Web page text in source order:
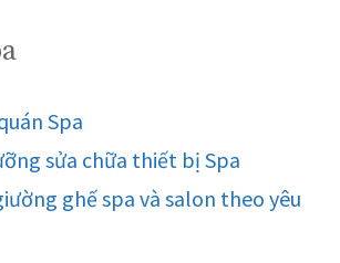
Spa
sửa chữa thiết bị Spa
ghế spa và salon theo yêu